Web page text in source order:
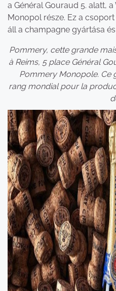
a Général Gouraud 5. alatt,
Monopol része. Ez a
áll a champagne gyártása
Pommery, cette grande
à Reims, 5 place Général
Pommery Monopole. Ce
rang mondial pour la